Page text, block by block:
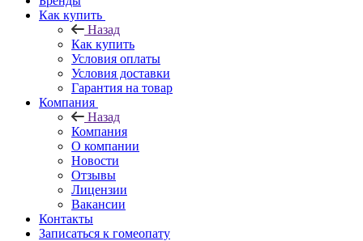
Как купить
Назад
Как купить
Условия оплаты
Условия доставки
Гарантия на товар
Компания
Назад
Компания
О компании
Новости
Отзывы
Лицензии
Вакансии
Контакты
Записаться к гомеопату